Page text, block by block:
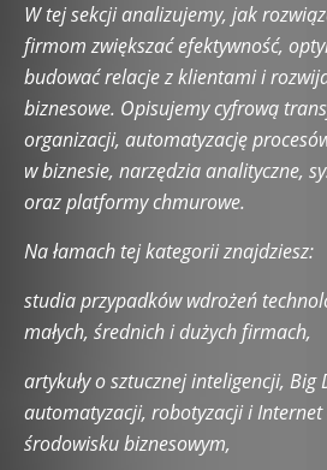
Hardware i akcesoria komputerowe
Hardware retro i klasyczne technologie
Historia technologii
Hosting i domeny
Innowacje i trendy przyszłości
Internet
Kariera i rozwój w branży IT
Kultura cyfrowa
Low-Code i No-Code
Microsoft Excel
Microsoft Word
Nowoczesne technologie w
Odkryj świat AI
Open Source
Programowanie i kodowanie
Przeglądarki
Pytania od Czytelników
Quantum
SEO i optymalizacja stron
Serwery
Startupy technologiczne
Strefa Czytelników
Sztuczna inteligencja w biznesie
W tej sekcji analizujemy, jak
firmom zwiększać efektywność,
budować relacje z klientami i
biznesowe. Opisujemy cyfrową
organizacji, automatyzację
w biznesie, narzędzia analityczne,
oraz platformy chmurowe.
Na łamach tej kategorii znajdziesz:
studia przypadków wdrożeń
małych, średnich i dużych firmach,
artykuły o sztucznej inteligencji, Big
automatyzacji, robotyzacji i Internet
środowisku biznesowym,